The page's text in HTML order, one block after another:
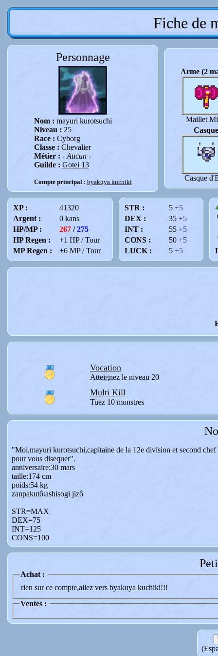
Fiche de
Personnage
Nom : mayuri kurotsuchi
Niveau : 25
Race : Cyborg
Classe : Chevalier
Métier : - Aucun -
Guilde : Gotei 13
Compte principal : byakuya kuchiki
Arme (2
Maillet
Casque
Casque
XP :
41320
Argent :
0 kans
HP/MP :
267 /275
HP Regen :
+1 HP / Tour
MP Regen :
+6 MP / Tour
STR : 5 +5
DEX :
35 +5
INT :
55 +5
CONS :
50 +5
LUCK :
5 +5
Vocation
Atteignez le niveau 20
Multi Kill
Tuez 10 monstres
"Moi,mayuri kurotsuchi,capitaine de la 12e division et second
pour vous disequer".
anniversaire:30 mars
taille:174 cm
poids:54 kg
zanpakutô:ashisogi jizô
STR=MAX
DEX=75
INT=125
CONS=100
Achat :
rien sur ce compte,allez vers byakuya kuchiki!!!
Ventes :